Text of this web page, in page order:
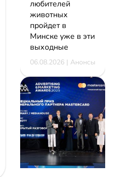
любителей
животных
пройдет в
Минске уже в эти
выходные
06.08.2026 | Анонсы